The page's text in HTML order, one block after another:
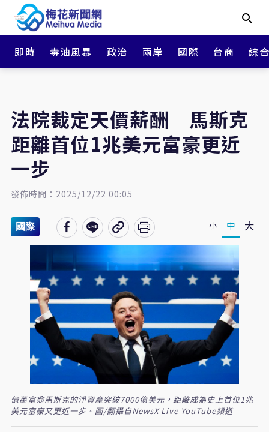
即時 毒油風暴 政治 兩岸 國際 台商 綜
法院裁定天價薪酬 馬斯克
距離首位1兆美元富豪更近
一步
發佈時間：2025/12/22 00:05
國際 小 中 大
億萬富翁馬斯克的淨資產突破7000億美元，距離成為史上首位1兆
美元富豪又更近一步。圖/翻攝自NewsX Live YouTube頻道